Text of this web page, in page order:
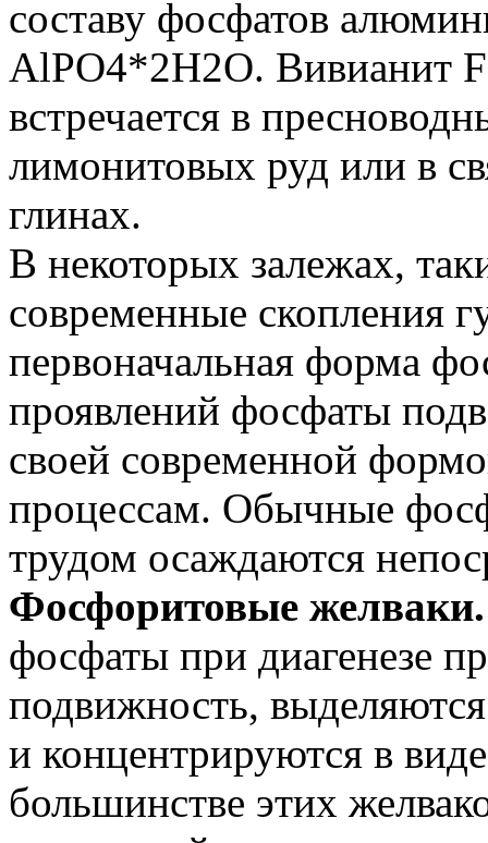
составу фосфатов
AlPO4*2Н2О. Вивианит
встречается в
лимонитовых руд или в
глинах.
В некоторых залежах,
современные скопления
первоначальная форма
проявлений фосфаты
своей современной
процессам. Обычные
трудом осаждаются
Фосфоритовые желваки.
фосфаты при диагенезе
подвижность,
и концентрируются в
большинстве этих